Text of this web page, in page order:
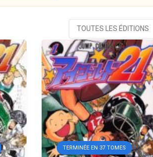
TOUTES LES ÉDITIONS
TERMINÉE EN 37 TOMES